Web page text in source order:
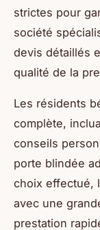
strictes pour
société
devis détaillés
qualité de la
Les résidents
complète,
conseils
porte blindée
choix effectué,
avec une
prestation